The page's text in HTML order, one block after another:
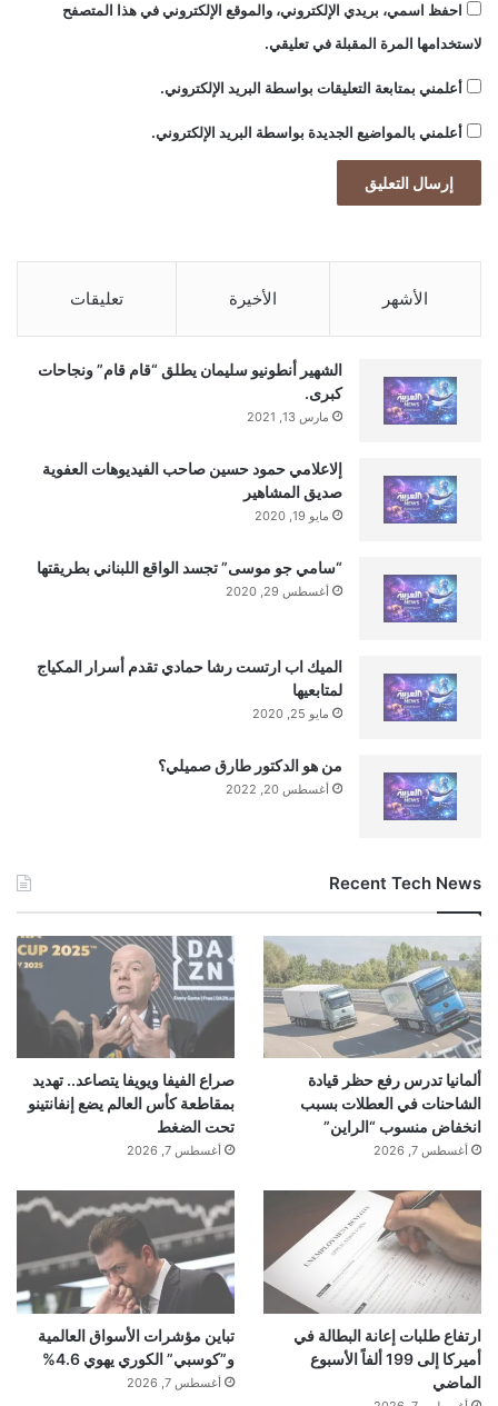
ل
ة
احفظ اسمي، بريدي الإلكتروني، والموقع الإلكتروني في هذا المتصفح
لاستخدامها المرة المقبلة في تعليقي.
أعلمني بمتابعة التعليقات بواسطة البريد الإلكتروني.
أعلمني بالمواضيع الجديدة بواسطة البريد الإلكتروني.
الأشهر الأخيرة تعليقات
الشهير أنطونيو سليمان يطلق “قام قام” ونجاحات
كبرى.
مارس 13, 2021
إلاعلامي حمود حسين صاحب الفيديوهات العفوية
صديق المشاهير
مايو 19, 2020
“سامي جو موسى” تجسد الواقع اللبناني بطريقتها
أغسطس 29, 2020
الميك اب ارتست رشا حمادي تقدم أسرار المكياج
لمتابعيها
مايو 25, 2020
من هو الدكتور طارق صميلي؟
أغسطس 20, 2022
Recent Tech News
ألمانيا تدرس رفع حظر قيادة
الشاحنات في العطلات بسبب
انخفاض منسوب “الراين”
أغسطس 7, 2026
صراع الفيفا ويويفا يتصاعد.. تهديد
بمقاطعة كأس العالم يضع إنفانتينو
تحت الضغط
أغسطس 7, 2026
ارتفاع طلبات إعانة البطالة في
أميركا إلى 199 ألفاً الأسبوع
الماضي
تباين مؤشرات الأسواق العالمية
و”كوسبي” الكوري يهوي 4.6%
أغسطس 7, 2026